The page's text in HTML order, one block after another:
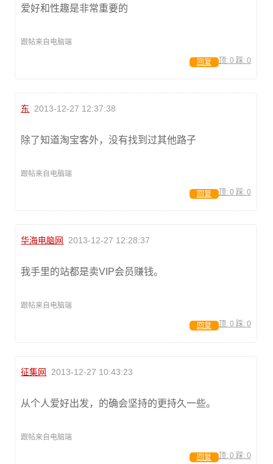
爱好和性趣是非常重要的
跟帖来自电脑端
顶: 0 踩: 0
回复
东 2013-12-27 12:37:38
除了知道淘宝客外，没有找到过其他路子
跟帖来自电脑端
顶: 0 踩: 0
回复
华海电脑网 2013-12-27 12:28:37
我手里的站都是卖VIP会员赚钱。
跟帖来自电脑端
顶: 0 踩: 0
回复
征集网 2013-12-27 10:43:23
从个人爱好出发，的确会坚持的更持久一些。
跟帖来自电脑端
顶: 0 踩: 0
回复